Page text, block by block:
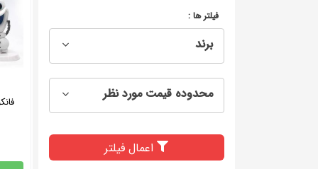
فیلتر ها :
برند
محدوده قیمت مورد نظر
اعمال فیلتر